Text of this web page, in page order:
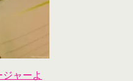
ャーよ